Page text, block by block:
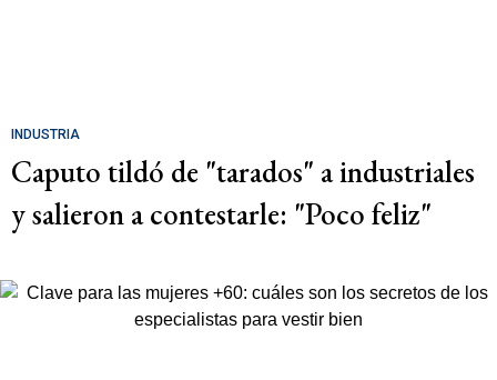
INDUSTRIA
Caputo tildó de "tarados" a industriales
y salieron a contestarle: "Poco feliz"